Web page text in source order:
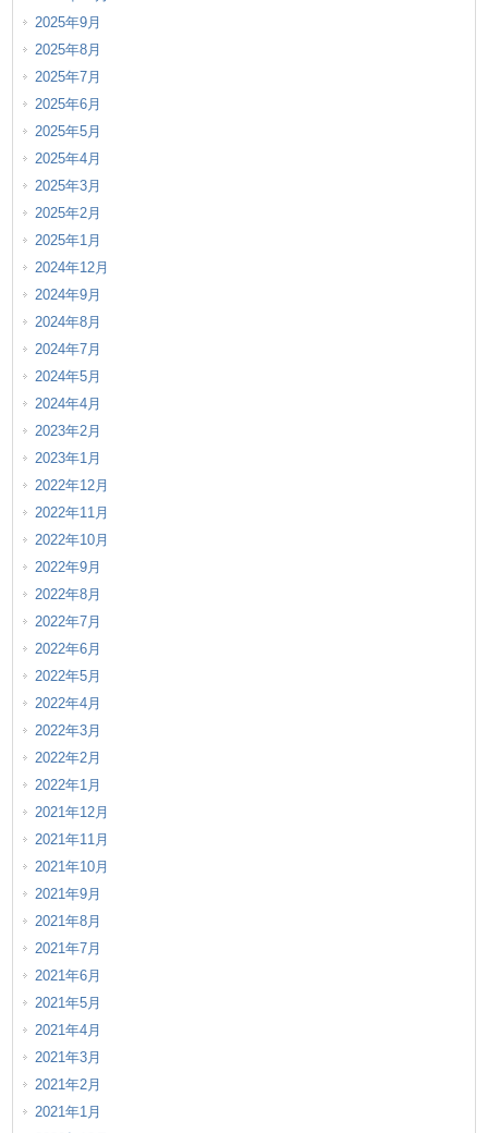
2025年9月
2025年8月
2025年7月
2025年6月
2025年5月
2025年4月
2025年3月
2025年2月
2025年1月
2024年12月
2024年9月
2024年8月
2024年7月
2024年5月
2024年4月
2023年2月
2023年1月
2022年12月
2022年11月
2022年10月
2022年9月
2022年8月
2022年7月
2022年6月
2022年5月
2022年4月
2022年3月
2022年2月
2022年1月
2021年12月
2021年11月
2021年10月
2021年9月
2021年8月
2021年7月
2021年6月
2021年5月
2021年4月
2021年3月
2021年2月
2021年1月